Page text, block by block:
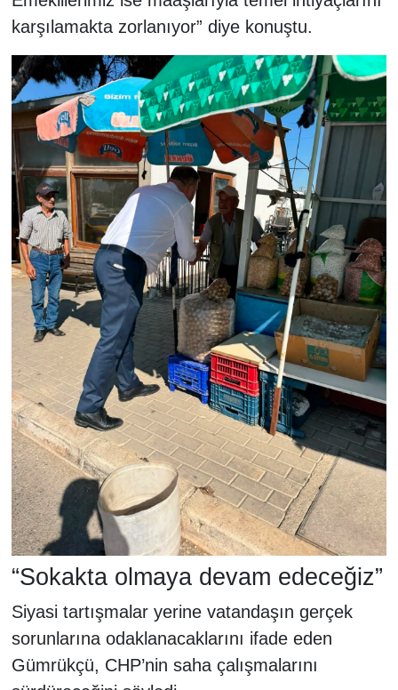
karşılamakta zorlanıyor” diye konuştu.
“Sokakta olmaya devam edeceğiz”
Siyasi tartışmalar yerine vatandaşın gerçek
sorunlarına odaklanacaklarını ifade eden
Gümrükçü, CHP’nin saha çalışmalarını